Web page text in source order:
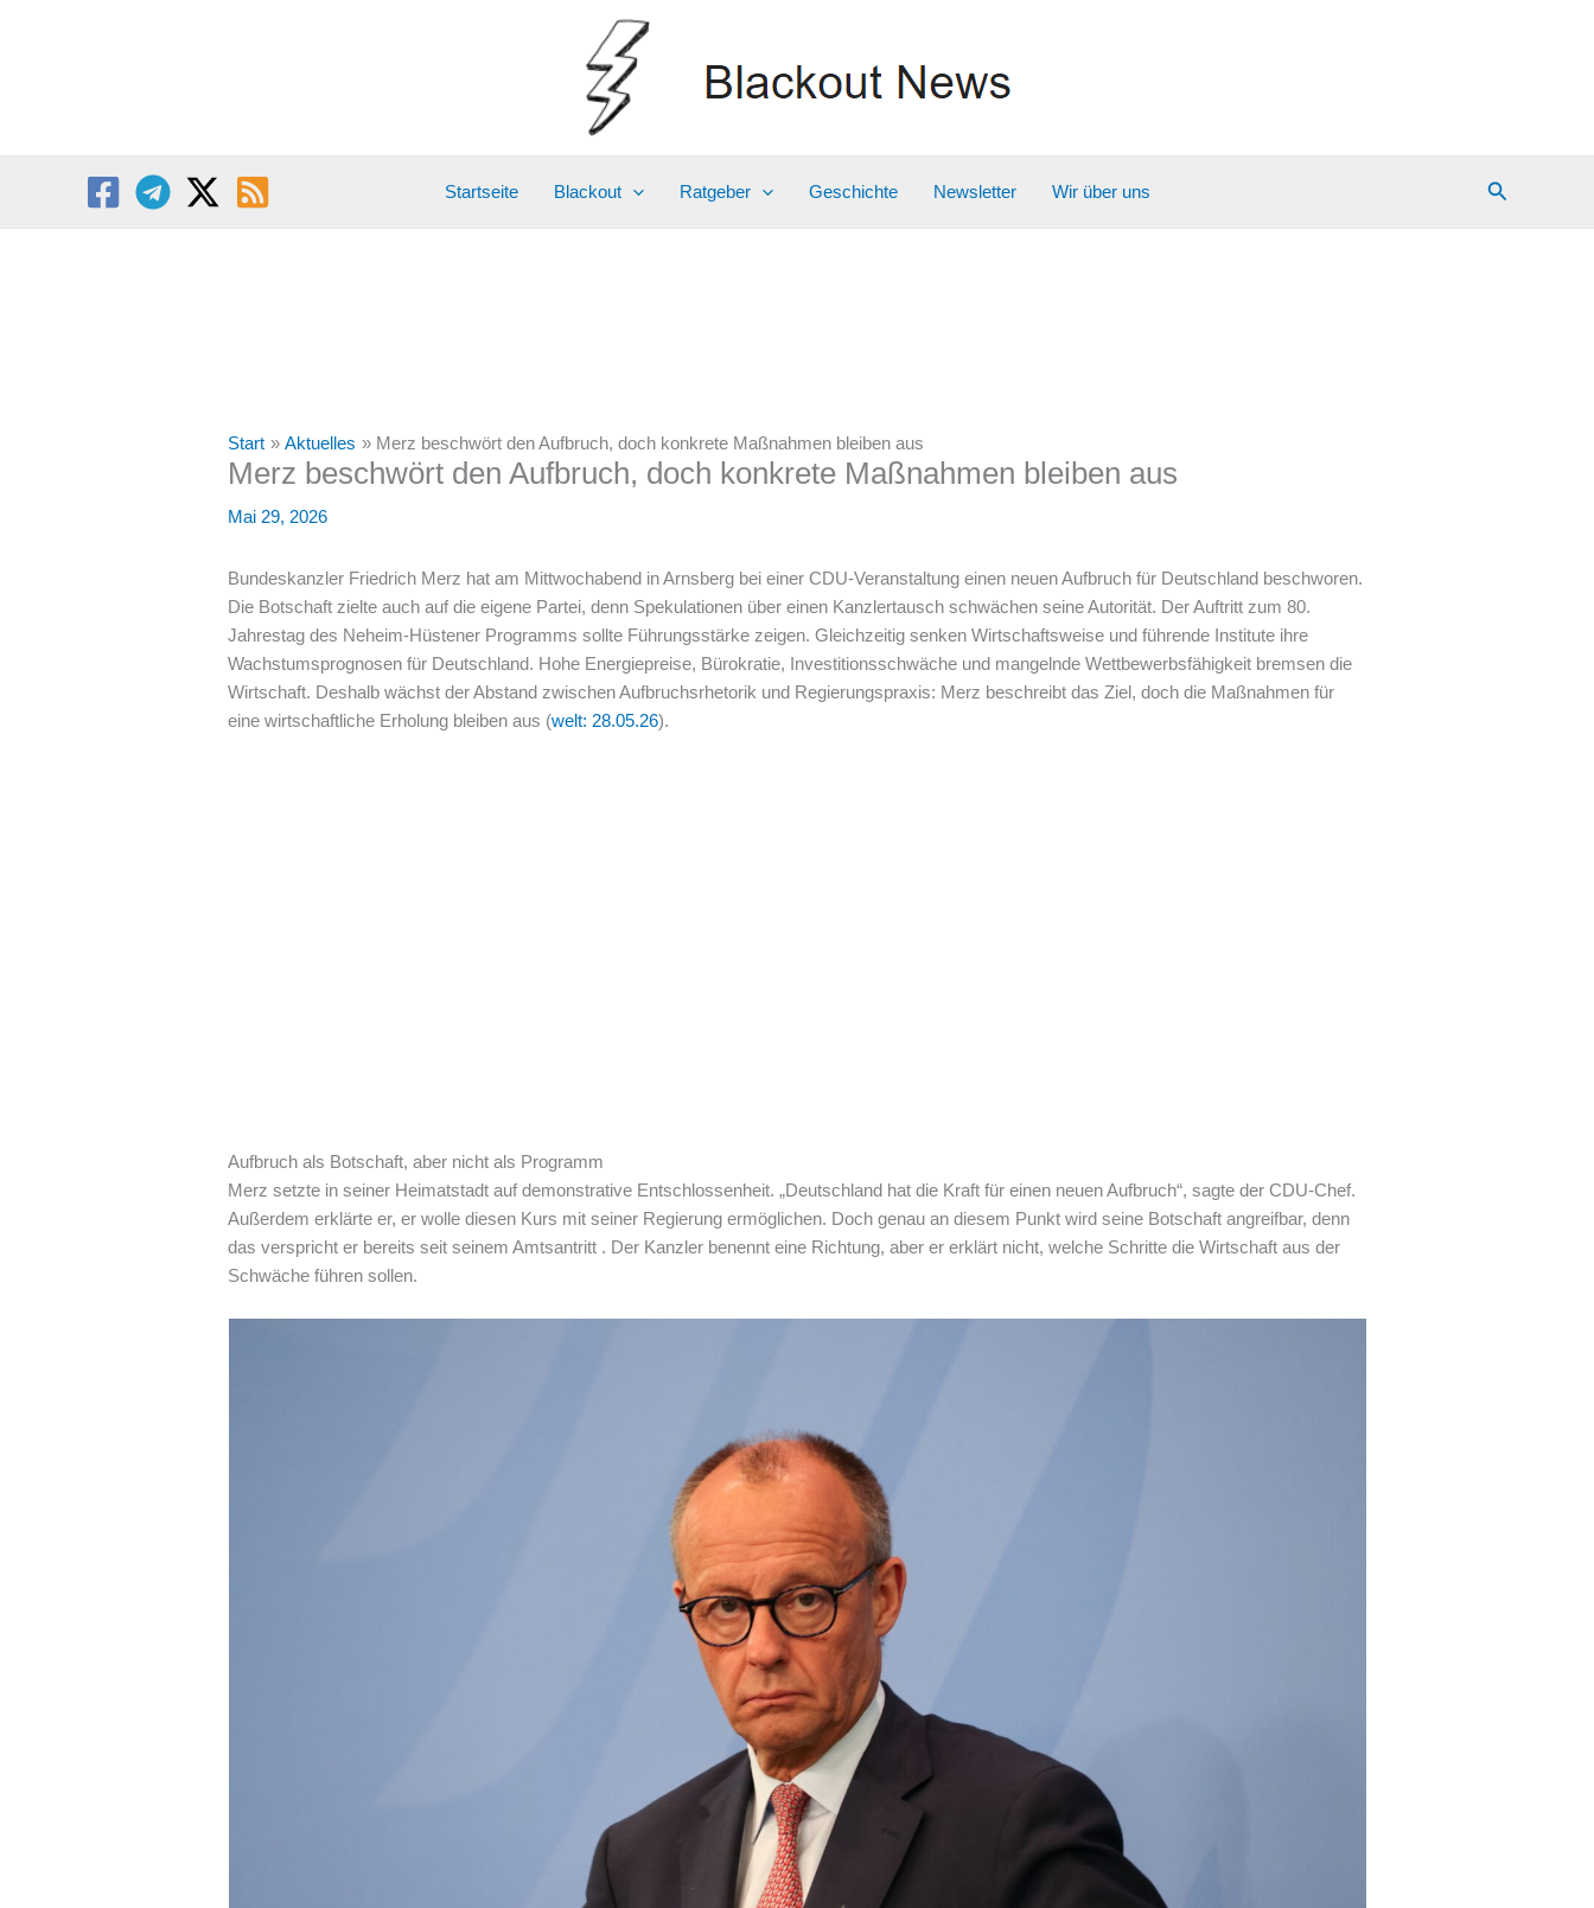
Startseite Blackout Ratgeber Geschichte Newsletter Wir über uns Suchen
Start Aktuelles Merz beschwört den Aufbruch, doch konkrete Maßnahmen bleiben aus
Merz beschwört den Aufbruch, doch konkrete Maßnahmen bleiben aus
Mai 29, 2026
Bundeskanzler Friedrich Merz hat am Mittwochabend in Arnsberg bei einer CDU-Veranstaltung einen neuen Aufbruch für Deutschland beschworen.
Die Botschaft zielte auch auf die eigene Partei, denn Spekulationen über einen Kanzlertausch schwächen seine Autorität. Der Auftritt zum 80.
Jahrestag des Neheim-Hüstener Programms sollte Führungsstärke zeigen. Gleichzeitig senken Wirtschaftsweise und führende Institute ihre
Wachstumsprognosen für Deutschland. Hohe Energiepreise, Bürokratie, Investitionsschwäche und mangelnde Wettbewerbsfähigkeit bremsen die
Wirtschaft. Deshalb wächst der Abstand zwischen Aufbruchsrhetorik und Regierungspraxis: Merz beschreibt das Ziel, doch die Maßnahmen für
eine wirtschaftliche Erholung bleiben aus (welt: 28.05.26).
Aufbruch als Botschaft, aber nicht als Programm
Merz setzte in seiner Heimatstadt auf demonstrative Entschlossenheit. „Deutschland hat die Kraft für einen neuen Aufbruch“, sagte der CDU-Chef.
Außerdem erklärte er, er wolle diesen Kurs mit seiner Regierung ermöglichen. Doch genau an diesem Punkt wird seine Botschaft angreifbar, denn
das verspricht er bereits seit seinem Amtsantritt . Der Kanzler benennt eine Richtung, aber er erklärt nicht, welche Schritte die Wirtschaft aus der
Schwäche führen sollen.